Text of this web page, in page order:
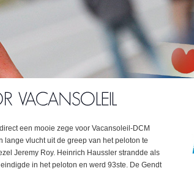
een mooie zege voor Vacansoleil-DCM
lange vlucht uit de greep van het peloton te
Jeremy Roy. Heinrich Haussler strandde als
in het peloton en werd 93ste. De Gendt